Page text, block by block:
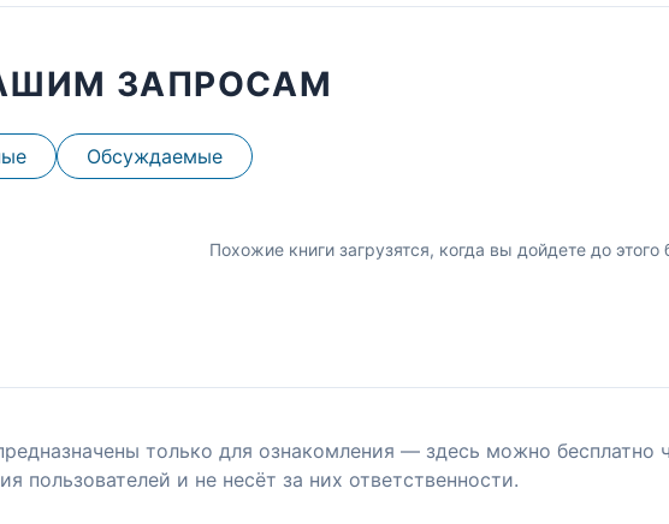
ЗАПРОСАМ
Обсуждаемые
Похожие книги загрузятся, когда вы дойдете до этого
только для ознакомления — здесь можно бесплатно
пользователей и не несёт за них ответственности.